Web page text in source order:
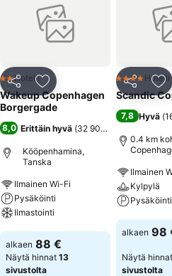
Jaa Lisää suosikkeihin
2 Tähtiluokitus
Hotelli
Wakeup Copenhagen
Borgergade
8,0 Erittäin hyvä (32 903 arviota
Kööpenhamina,
Tanska
Ilmainen Wi-Fi
Pysäköinti
Ilmastointi
Katso hinnat
alkaen 88 €
Näytä hinnat 13
sivustolta
Jaa
4 Tähtiluokitus
Hotelli
Scandic
7,8 Hyvä (
0.4 km
Ilmainen
Kylpylä
Pysäköinti
Katso
alkaen 98
Näytä hinnat
sivustolta